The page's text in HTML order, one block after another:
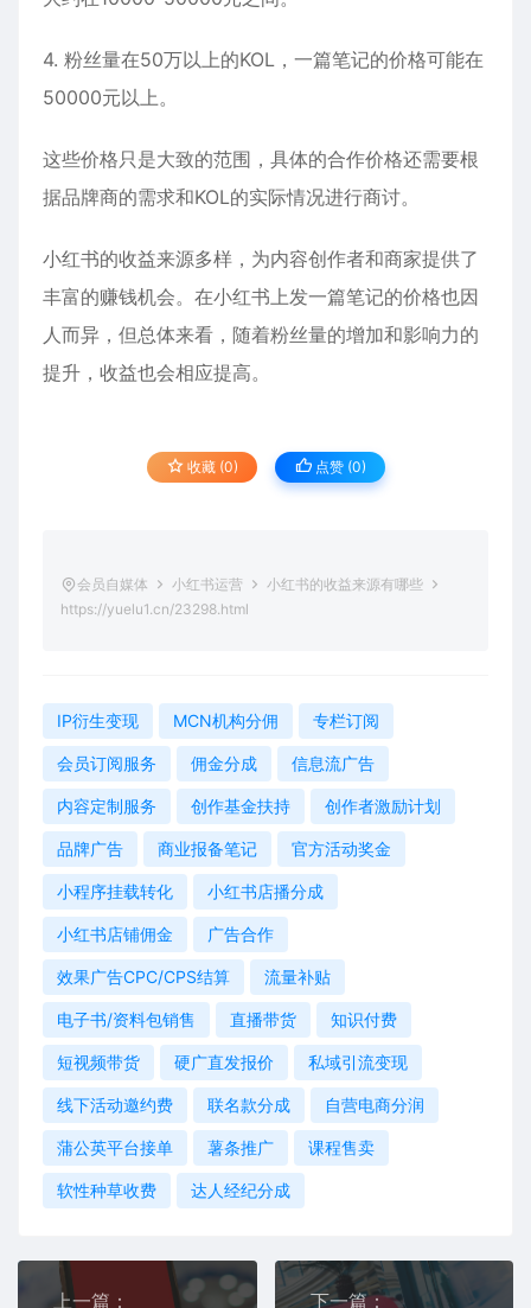
4. 粉丝量在50万以上的KOL，一篇笔记的价格可能在
50000元以上。
这些价格只是大致的范围，具体的合作价格还需要根
据品牌商的需求和KOL的实际情况进行商讨。
小红书的收益来源多样，为内容创作者和商家提供了
丰富的赚钱机会。在小红书上发一篇笔记的价格也因
人而异，但总体来看，随着粉丝量的增加和影响力的
提升，收益也会相应提高。
收藏 (0) 点赞 (0)
会员自媒体 小红书运营
小红书的收益来源有哪些
https://yuelu1.cn/23298.html
IP衍生变现 MCN机构分佣 专栏订阅
会员订阅服务 佣金分成 信息流广告
内容定制服务 创作基金扶持 创作者激励计划
品牌广告 商业报备笔记 官方活动奖金
小程序挂载转化 小红书店播分成
小红书店铺佣金 广告合作
效果广告CPC/CPS结算 流量补贴
电子书/资料包销售 直播带货 知识付费
短视频带货 硬广直发报价 私域引流变现
线下活动邀约费 联名款分成 自营电商分润
蒲公英平台接单 薯条推广 课程售卖
软性种草收费 达人经纪分成
上一篇：
下一篇：